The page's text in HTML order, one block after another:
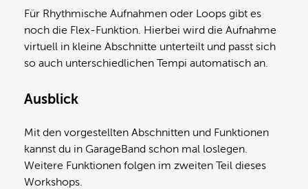
Für Rhythmische Aufnahmen oder Loops gibt es
noch die Flex-Funktion. Hierbei wird die Aufnahme
virtuell in kleine Abschnitte unterteilt und passt sich
so auch unterschiedlichen Tempi automatisch an.
Ausblick
Mit den vorgestellten Abschnitten und Funktionen
kannst du in GarageBand schon mal loslegen.
Weitere Funktionen folgen im zweiten Teil dieses
Workshops.